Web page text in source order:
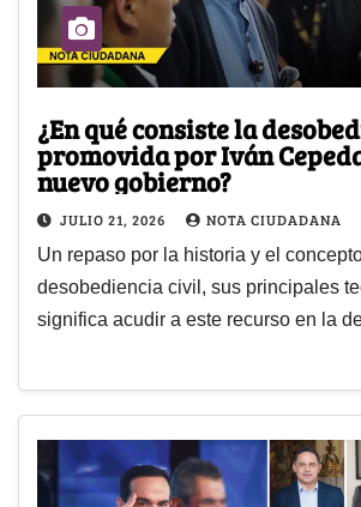
¿En qué consiste la
promovida por Iván
nuevo gobierno?
JULIO 21, 2026 NOTA CIUDADANA
Un repaso por la historia y el
desobediencia civil, sus principales
significa acudir a este recurso en la